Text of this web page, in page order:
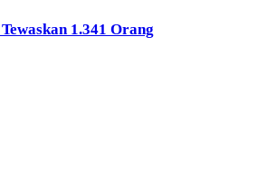
1.341 Orang